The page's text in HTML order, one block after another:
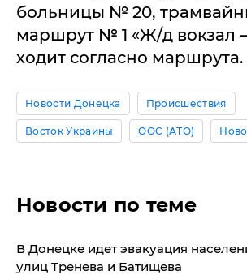
больницы № 20,
маршрут № 1 «Ж/д вокзал
ходит согласно маршрута.
Новости Донецка Происшествия
Восток Украины ООС (АТО)
Новости по теме
​В Донецке идет эвакуация
улиц Тренева и Батищева